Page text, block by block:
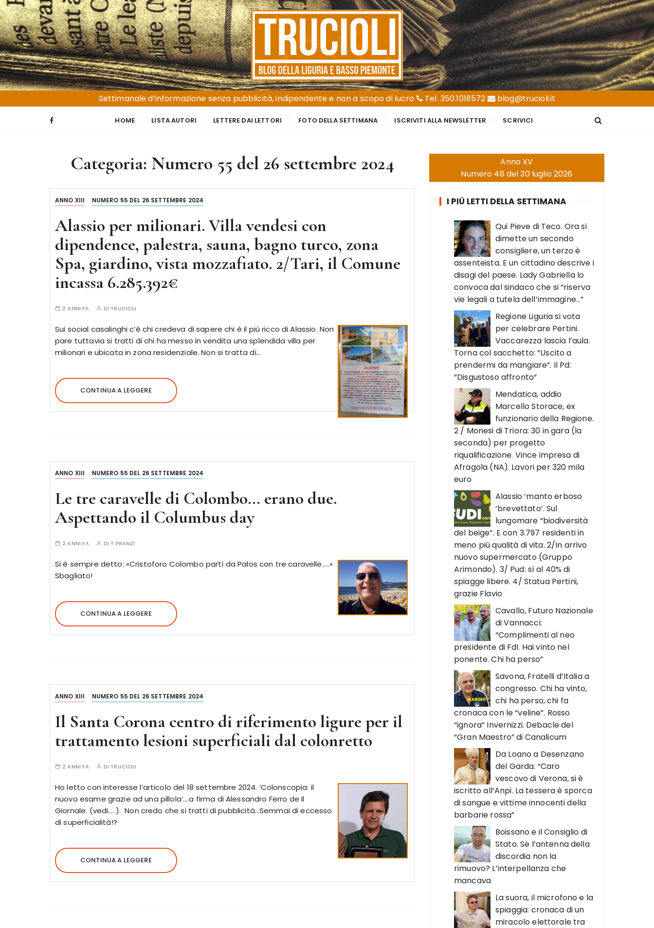
S
a
l
t
a
a
l
c
Trucioli
Liguria e Basso Piemonte
Settimanale d’informazione senza pubblicità, indipendente e non a scopo di lucro
Tel. 350.1018572 blog@trucioli.it
HOME LISTA AUTORI LETTERE DAI LETTORI FOTO DELLA SETTIMANA ISCRIVITI ALLA NEWSLETTER SCRIVICI
Categoria: Numero 55 del 26 settembre 2024
ANNO XIII NUMERO 55 DEL 26 SETTEMBRE 2024
Alassio per milionari. Villa vendesi con
dipendence, palestra, sauna, bagno turco, zona
Spa, giardino, vista mozzafiato. 2/Tari, il Comune
incassa 6.285.392€
2 ANNI FA DI TRUCIOLI
Sui social casalinghi c’è chi credeva di sapere chi è il più ricco di Alassio. Non
pare tuttavia si tratti di chi ha messo in vendita una splendida villa per
milionari e ubicata in zona residenziale. Non si tratta di…
CONTINUA A LEGGERE
ANNO XIII NUMERO 55 DEL 26 SETTEMBRE 2024
Le tre caravelle di Colombo… erano due.
Aspettando il Columbus day
2 ANNI FA DI T.FRANZI
Si è sempre detto: «Cristoforo Colombo partì da Palos con tre caravelle…..»
Sbagliato!
CONTINUA A LEGGERE
ANNO XIII NUMERO 55 DEL 26 SETTEMBRE 2024
Il Santa Corona centro di riferimento ligure per il
trattamento lesioni superficiali dal colonretto
2 ANNI FA DI TRUCIOLI
Ho letto con interesse l’articolo del 18 settembre 2024. ‘Colonscopia: il
nuovo esame grazie ad una pillola’….a firma di Alessandro Ferro de Il
Giornale. (vedi…..). Non credo che si tratti di pubblicità…Semmai di eccesso
di superficialità!?
CONTINUA A LEGGERE
Anno XV
Numero 48 del 30 luglio 2026
I PIÙ LETTI DELLA SETTIMANA
Qui Pieve di Teco. Ora si
dimette un secondo
consigliere, un terzo è
assenteista. E un cittadino descrive i
disagi del paese. Lady Gabriella lo
convoca dal sindaco che si “riserva
vie legali a tutela dell’immagine…”
Regione Liguria si vota
per celebrare Pertini.
Vaccarezza lascia l’aula.
Torna col sacchetto: ”Uscito a
prendermi da mangiare“. Il Pd:
”Disgustoso affronto“
Mendatica, addio
Marcello Storace, ex
funzionario della Regione.
2 / Monesi di Triora: 30 in gara (la
seconda) per progetto
riqualificazione. Vince impresa di
Afragola (NA). Lavori per 320 mila
euro
Alassio ‘manto erboso
‘brevettato’. Sul
lungomare “biodiversità
del beige”. E con 3.797 residenti in
meno più qualità di vita. 2/In arrivo
nuovo supermercato (Gruppo
Arimondo). 3/ Pud: sì al 40% di
spiagge libere. 4/ Statua Pertini,
grazie Flavio
Cavallo, Futuro Nazionale
di Vannacci:
“Complimenti al neo
presidente di FdI. Hai vinto nel
ponente. Chi ha perso”
Savona, Fratelli d’Italia a
congresso. Chi ha vinto,
chi ha perso, chi fa
cronaca con le “veline”. Rosso
“ignora” Invernizzi. Debacle del
“Gran Maestro” di Canalicum
Da Loano a Desenzano
del Garda. “Caro
vescovo di Verona, si è
iscritto all’Anpi. La tessera è sporca
di sangue e vittime innocenti della
barbarie rossa”
Boissano e il Consiglio di
Stato. Se l’antenna della
discordia non la
rimuovo? L’interpellanza che
mancava
La suora, il microfono e la
spiaggia: cronaca di un
miracolo elettorale tra